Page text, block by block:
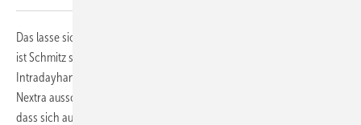
Das lasse sich durch die Anbindung an Nextra noch weiter ausbauen,
ist Schmitz sich sicher. Denn dadurch könne Awattar erstmals den
Intradayhandel und die Möglichkeiten zur Automatisierung über
Nextra ausschöpfen. „Hinter dem Konstrukt steht die klare Zielsetzung,
dass sich auch individuelle Haushaltskunden direkt an kurzfristigen